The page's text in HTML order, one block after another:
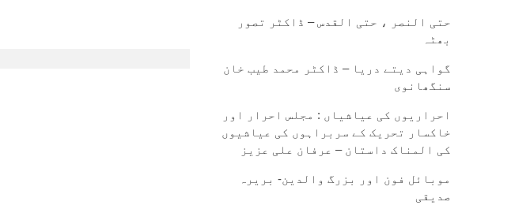
حتی النصر ، حتی القدس – ڈاکٹر تصور
بھٹہ
گواہی دیتے دریا – ڈاکٹر محمد طیب خان
سنگھانوی
احراریوں کی عیاشیاں : مجلس احرار اور
خاکسار تحریک کے سربراہوں کی عیاشیوں
کی المناک داستان – عرفان علی عزیز
موبائل فون اور بزرگ والدین- بریرہ
صدیقی